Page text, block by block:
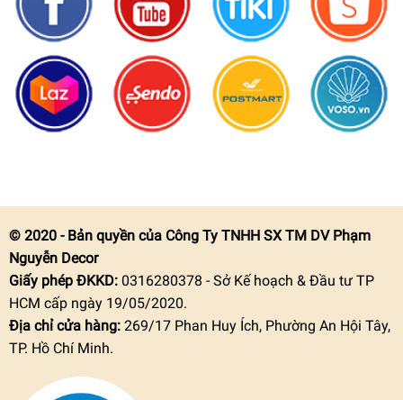
© 2020 - Bản quyền của Công Ty TNHH SX TM DV Phạm
Nguyễn Decor
Giấy phép ĐKKD:0316280378 - Sở Kế hoạch & Đầu tư TP
HCM cấp ngày 19/05/2020.
Địa chỉ cửa hàng: 269/17 Phan Huy Ích, Phường An Hội Tây,
TP. Hồ Chí Minh.